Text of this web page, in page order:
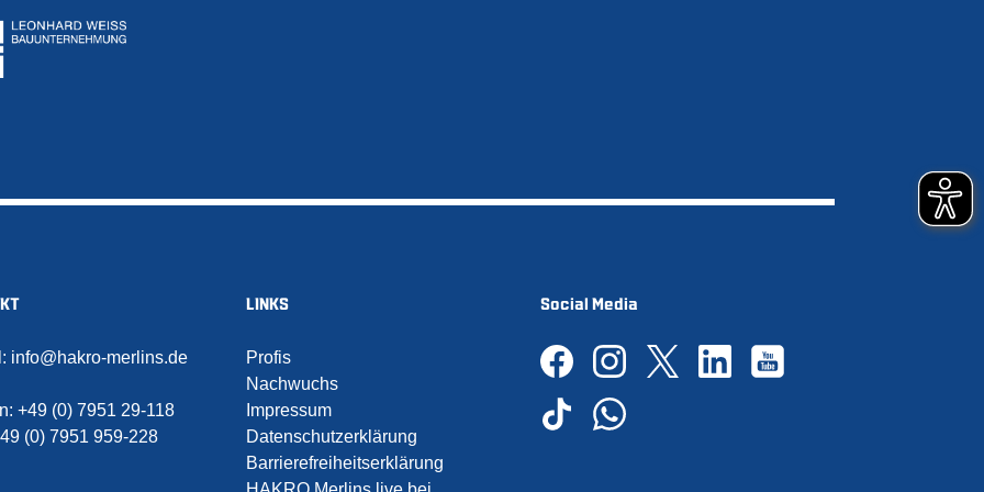
info@hakro-merlins.de
+49 (0) 7951 29-118
(0) 7951 959-228
LINKS
Profis
Nachwuchs
Impressum
Datenschutzerklärung
Barrierefreiheitserklärung
Social Media